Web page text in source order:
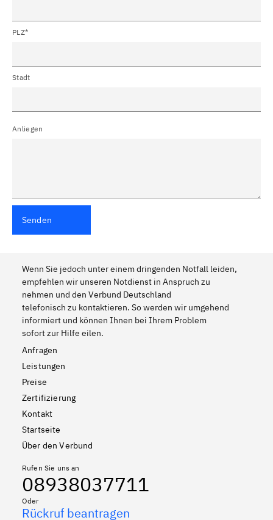
PLZ*
Stadt
Anliegen
Senden
Wenn Sie jedoch unter einem dringenden Notfall leiden,
empfehlen wir unseren Notdienst in Anspruch zu
nehmen und den Verbund Deutschland
telefonisch zu kontaktieren. So werden wir umgehend
informiert und können Ihnen bei Ihrem Problem
sofort zur Hilfe eilen.
Anfragen
Leistungen
Preise
Zertifizierung
Kontakt
Startseite
Über den Verbund
Rufen Sie uns an
08938037711
Oder
Rückruf beantragen